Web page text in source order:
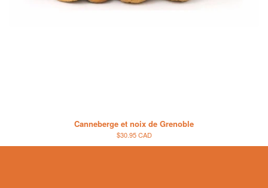
Canneberge et noix de Grenoble
$30.95 CAD